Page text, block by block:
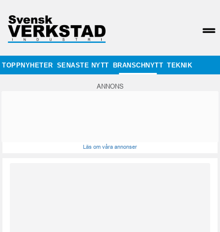
TOPPNYHETER SENASTE NYTT BRANSCHNYTT TEKNIK
ANNONS
Läs om våra annonser